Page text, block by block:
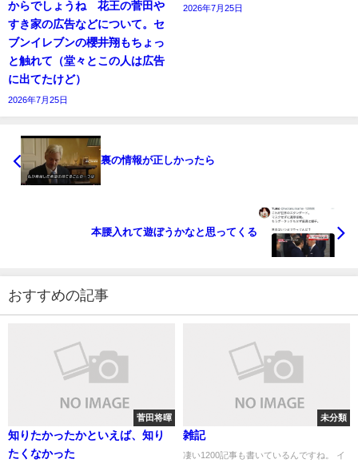
からでしょうね 花王の菅田や
すき家の広告などについて。セ
ブンイレブンの櫻井翔もちょっ
と触れて（堂々とこの人は広告
に出てたけど）
2026年7月25日
2026年7月25日
裏の情報が正しかったら
本腰入れて遊ぼうかなと思ってくる
おすすめの記事
菅田将暉
知りたかったかといえば、知り
たくなかった
未分類
雑記
凄い1200記事も書いているんですね。 イ